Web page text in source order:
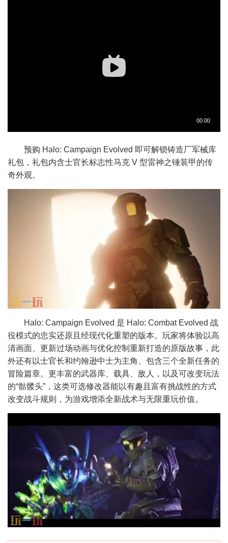
预购 Halo: Campaign Evolved 即可解锁铸造厂军械库
礼包，礼包内含士官长标志性马克 V 型雷神之锤装甲的传
奇外观。
Halo: Campaign Evolved 是 Halo: Combat Evolved 战
役模式的忠实还原且经现代化重塑的版本。玩家将体验以高
清画面、更新过场动画与优化控制重新打造的原版故事，此
外还有以士官长和约翰逊中士为主角、包含三个全新任务的
冒险篇章。更丰富的武器库、载具、敌人，以及可改变玩法
的“骷髅头”，这类可选修改器能以有趣且富有挑战性的方式
改变战斗规则，为游戏增添全新战术与无限重玩价值。